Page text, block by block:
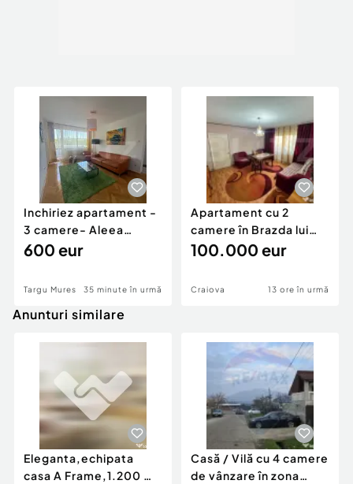
Inchiriez apartament -
3 camere- Aleea
Carpati
600 eur
Targu Mures 35 minute în urmă
Apartament cu 2
camere în Brazda lui
Novac
100.000 eur
Craiova 13 ore în urmă
Anunturi similare
Eleganta,echipata
casa A Frame,1.200 mp
Casă / Vilă cu 4 camere
de vânzare în zona